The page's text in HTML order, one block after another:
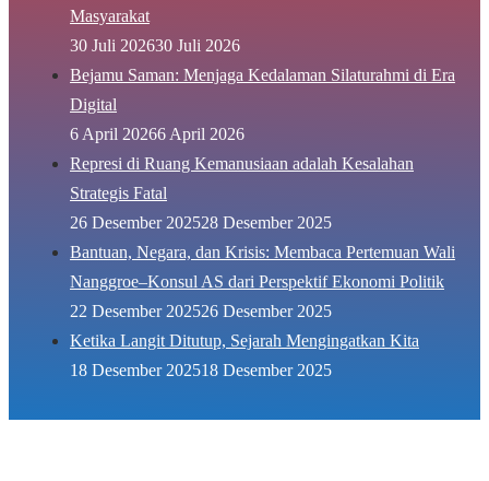
Masyarakat
30 Juli 202630 Juli 2026
Bejamu Saman: Menjaga Kedalaman Silaturahmi di Era
Digital
6 April 20266 April 2026
Represi di Ruang Kemanusiaan adalah Kesalahan
Strategis Fatal
26 Desember 202528 Desember 2025
Bantuan, Negara, dan Krisis: Membaca Pertemuan Wali
Nanggroe–Konsul AS dari Perspektif Ekonomi Politik
22 Desember 202526 Desember 2025
Ketika Langit Ditutup, Sejarah Mengingatkan Kita
18 Desember 202518 Desember 2025